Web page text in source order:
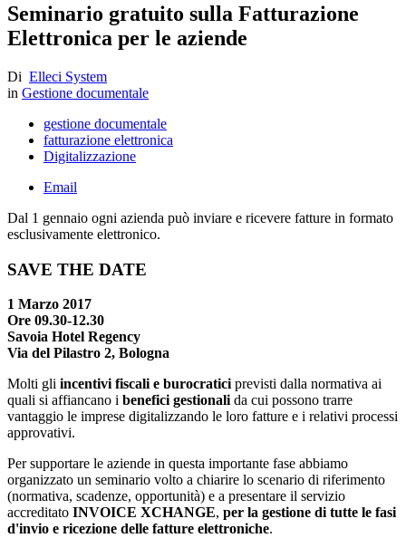
Seminario gratuito sulla Fatturazione
Elettronica per le aziende
Di Elleci System
in Gestione documentale
gestione documentale
fatturazione elettronica
Digitalizzazione
Email
Dal 1 gennaio ogni azienda può inviare e ricevere fatture in formato
esclusivamente elettronico.
SAVE THE DATE
1 Marzo 2017
Ore 09.30-12.30
Savoia Hotel Regency
Via del Pilastro 2, Bologna
Molti gli incentivi fiscali e burocratici previsti dalla normativa ai
quali si affiancano i benefici gestionali da cui possono trarre
vantaggio le imprese digitalizzando le loro fatture e i relativi processi
approvativi.
Per supportare le aziende in questa importante fase abbiamo
organizzato un seminario volto a chiarire lo scenario di riferimento
(normativa, scadenze, opportunità) e a presentare il servizio
accreditato INVOICE XCHANGE, per la gestione di tutte le fasi
d'invio e ricezione delle fatture elettroniche.